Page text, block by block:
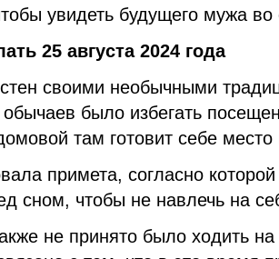
увидеть будущего мужа во
25 августа 2024 года
своими необычными
было избегать
там готовит себе место
примета, согласно
сном, чтобы не навлечь на
не принято было ходить